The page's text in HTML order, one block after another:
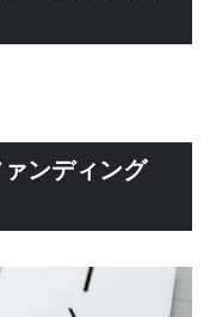
ァンディング